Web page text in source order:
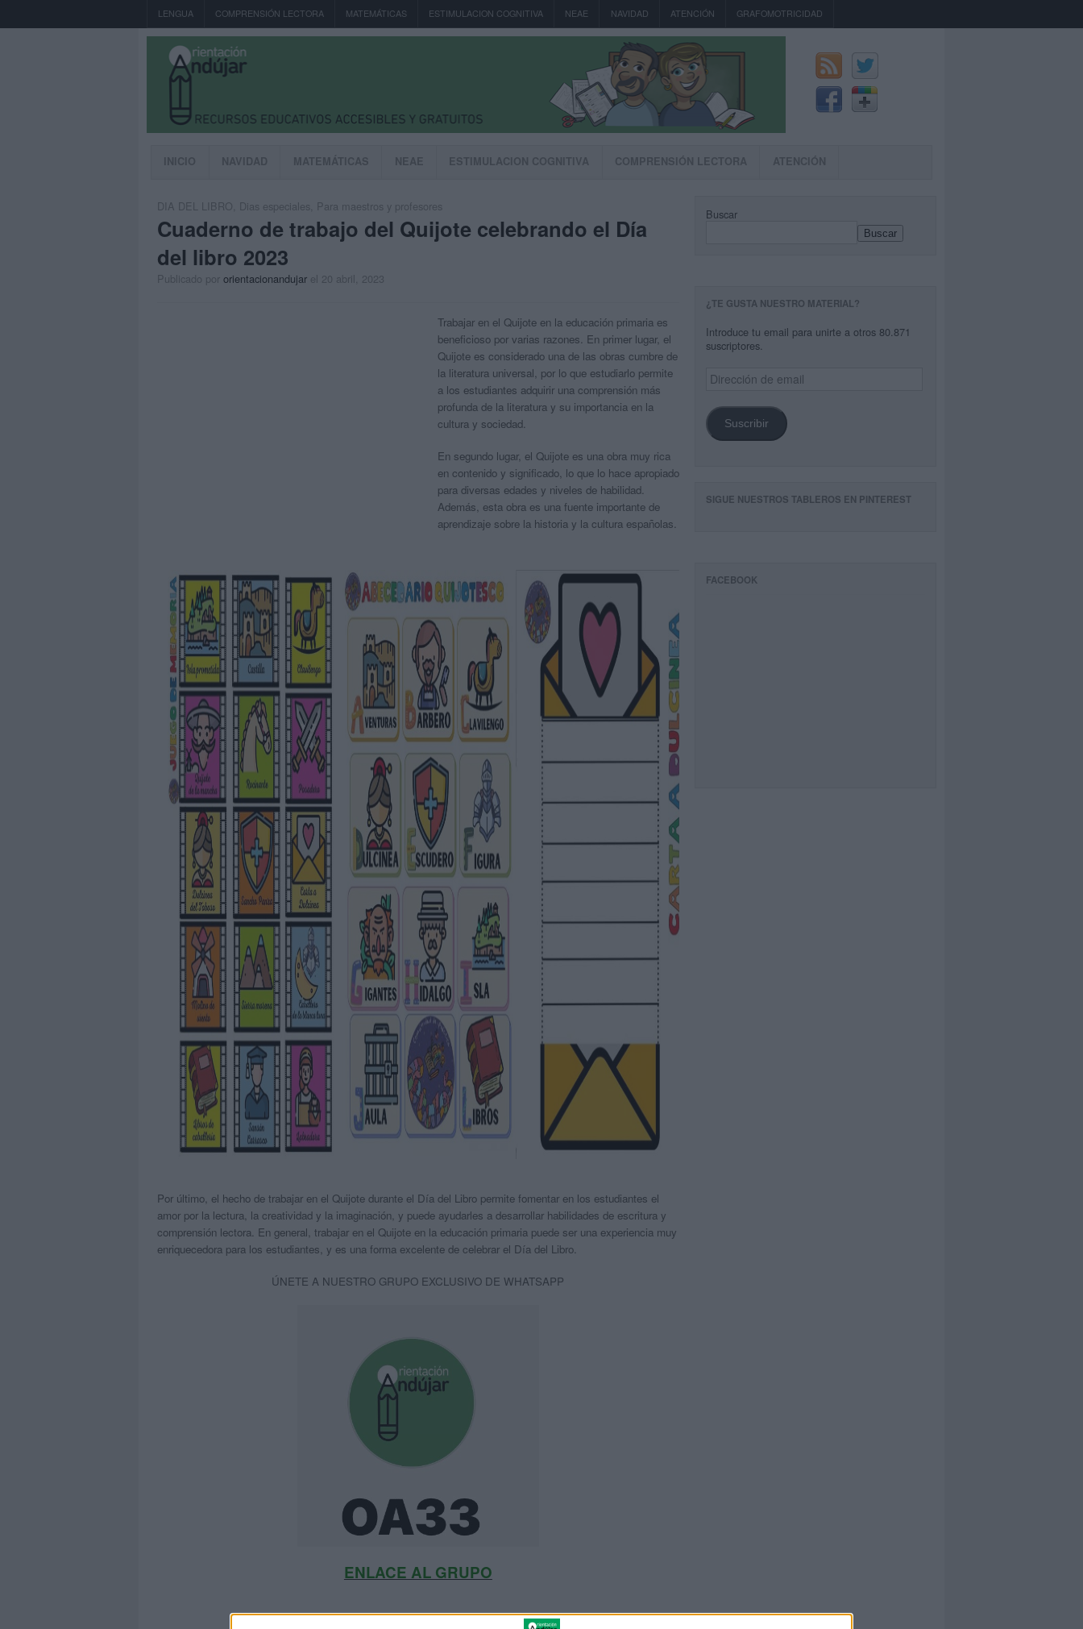
LENGUA COMPRENSIÓN LECTORA MATEMÁTICAS ESTIMULACION COGNITIVA NEAE NAVIDAD ATENCIÓN GRAFOMOTRICIDAD
INICIO NAVIDAD MATEMÁTICAS NEAE ESTIMULACION COGNITIVA COMPRENSIÓN LECTORA ATENCIÓN
DIA DEL LIBRO Dias especiales Para maestros y profesores
Cuaderno de trabajo del Quijote celebrando el Día
del libro 2023
Publicado por orientacionandujar el 20 abril, 2023
Trabajar en el Quijote en la educación primaria es
beneficioso por varias razones. En primer lugar, el
Quijote es considerado una de las obras cumbre de
la literatura universal, por lo que estudiarlo permite
a los estudiantes adquirir una comprensión más
profunda de la literatura y su importancia en la
cultura y sociedad.
En segundo lugar, el Quijote es una obra muy rica
en contenido y significado, lo que lo hace apropiado
para diversas edades y niveles de habilidad.
Además, esta obra es una fuente importante de
aprendizaje sobre la historia y la cultura españolas.
Por último, el hecho de trabajar en el Quijote durante el Día del Libro permite fomentar en los estudiantes el
amor por la lectura, la creatividad y la imaginación, y puede ayudarles a desarrollar habilidades de escritura y
comprensión lectora. En general, trabajar en el Quijote en la educación primaria puede ser una experiencia muy
enriquecedora para los estudiantes, y es una forma excelente de celebrar el Día del Libro.
ÚNETE A NUESTRO GRUPO EXCLUSIVO DE WHATSAPP
ENLACE AL GRUPO
Buscar
Buscar
¿TE GUSTA NUESTRO MATERIAL?
Introduce tu email para unirte a otros 80.871
suscriptores.
Dirección
de
Suscribir
SIGUE NUESTROS TABLEROS EN PINTEREST
FACEBOOK